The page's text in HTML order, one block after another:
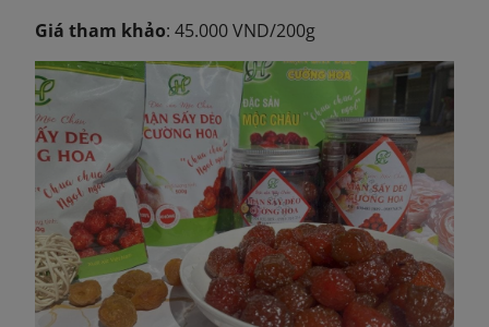
Giá tham khảo: 45.000 VND/200g